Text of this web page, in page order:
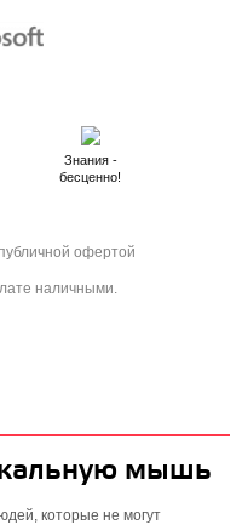
Знания -
бесценно!
офертой
наличными.
мышь
которые не могут